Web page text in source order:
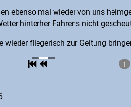
ebenso mal wieder von uns
hinterher Fahrens nicht
wieder fliegerisch zur Geltung
1